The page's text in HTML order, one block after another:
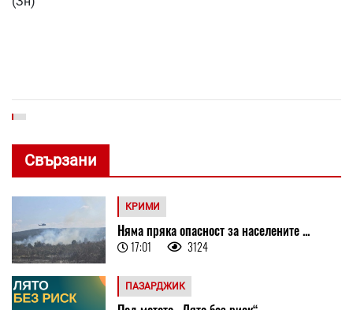
Свързани
КРИМИ
Няма пряка опасност за населените ...
17:01 3124
ПАЗАРДЖИК